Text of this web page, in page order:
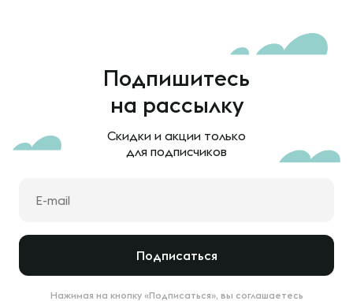
Подпишитесь
на рассылку
Скидки и акции только
для подписчиков
Подписаться
Нажимая на кнопку «Подписаться», вы соглашаетесь